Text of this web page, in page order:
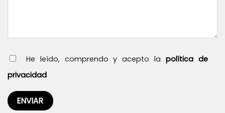
He leído, comprendo y acepto lapolítica de
privacidad